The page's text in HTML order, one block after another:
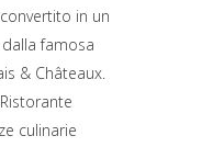
in un
famosa
& Châteaux.
culinarie